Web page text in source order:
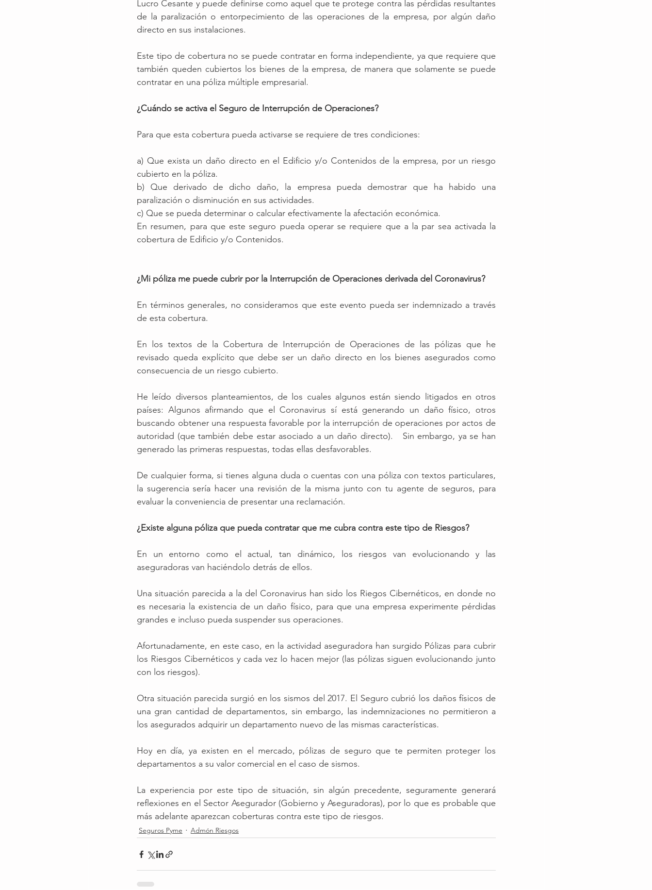
Lucro Cesante y puede definirse como aquel que te protege contra las pérdidas resultantes
de la paralización o entorpecimiento de las operaciones de la empresa, por algún daño
directo en sus instalaciones.
Este tipo de cobertura no se puede contratar en forma independiente, ya que requiere que
también queden cubiertos los bienes de la empresa, de manera que solamente se puede
contratar en una póliza múltiple empresarial.
¿Cuándo se activa el Seguro de Interrupción de Operaciones?
Para que esta cobertura pueda activarse se requiere de tres condiciones:
a) Que exista un daño directo en el Edificio y/o Contenidos de la empresa, por un riesgo
cubierto en la póliza.
b) Que derivado de dicho daño, la empresa pueda demostrar que ha habido una
paralización o disminución en sus actividades.
c) Que se pueda determinar o calcular efectivamente la afectación económica.
En resumen, para que este seguro pueda operar se requiere que a la par sea activada la
cobertura de Edificio y/o Contenidos.
¿Mi póliza me puede cubrir por la Interrupción de Operaciones derivada del Coronavirus?
En términos generales, no consideramos que este evento pueda ser indemnizado a través
de esta cobertura.
En los textos de la Cobertura de Interrupción de Operaciones de las pólizas que he
revisado queda explícito que debe ser un daño directo en los bienes asegurados como
consecuencia de un riesgo cubierto.
He leído diversos planteamientos, de los cuales algunos están siendo litigados en otros
países: Algunos afirmando que el Coronavirus sí está generando un daño físico, otros
buscando obtener una respuesta favorable por la interrupción de operaciones por actos de
autoridad (que también debe estar asociado a un daño directo).   Sin embargo, ya se han
generado las primeras respuestas, todas ellas desfavorables.
De cualquier forma, si tienes alguna duda o cuentas con una póliza con textos particulares,
la sugerencia sería hacer una revisión de la misma junto con tu agente de seguros, para
evaluar la conveniencia de presentar una reclamación.
¿Existe alguna póliza que pueda contratar que me cubra contra este tipo de Riesgos?
En un entorno como el actual, tan dinámico, los riesgos van evolucionando y las
aseguradoras van haciéndolo detrás de ellos.
Una situación parecida a la del Coronavirus han sido los Riegos Cibernéticos, en donde no
es necesaria la existencia de un daño físico, para que una empresa experimente pérdidas
grandes e incluso pueda suspender sus operaciones.
Afortunadamente, en este caso, en la actividad aseguradora han surgido Pólizas para cubrir
los Riesgos Cibernéticos y cada vez lo hacen mejor (las pólizas siguen evolucionando junto
con los riesgos).
Otra situación parecida surgió en los sismos del 2017. El Seguro cubrió los daños físicos de
una gran cantidad de departamentos, sin embargo, las indemnizaciones no permitieron a
los asegurados adquirir un departamento nuevo de las mismas características.
Hoy en día, ya existen en el mercado, pólizas de seguro que te permiten proteger los
departamentos a su valor comercial en el caso de sismos.
La experiencia por este tipo de situación, sin algún precedente, seguramente generará
reflexiones en el Sector Asegurador (Gobierno y Aseguradoras), por lo que es probable que
más adelante aparezcan coberturas contra este tipo de riesgos.
Seguros Pyme Admón Riesgos